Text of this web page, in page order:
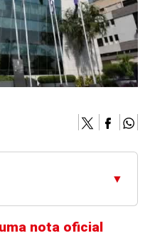
▼
nota oficial